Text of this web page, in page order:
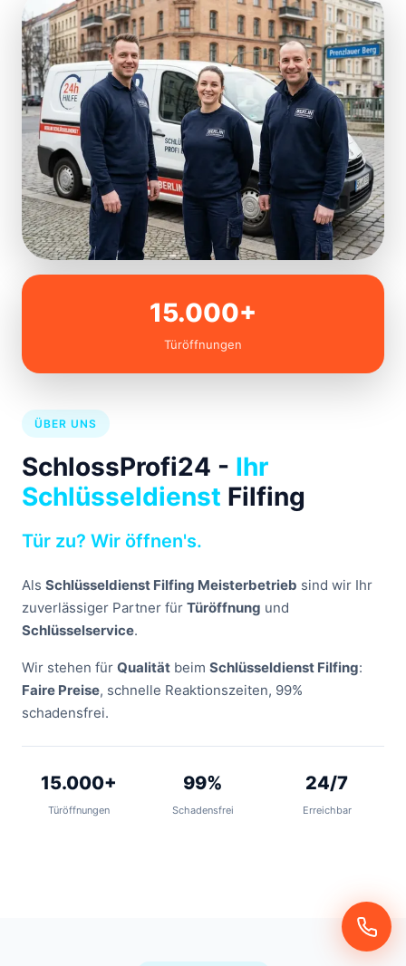
15.000+
Türöffnungen
ÜBER UNS
SchlossProfi24 - Ihr
Schlüsseldienst Filfing
Tür zu? Wir öffnen's.
Als Schlüsseldienst Filfing Meisterbetrieb sind wir Ihr
zuverlässiger Partner für Türöffnung und
Schlüsselservice.
Wir stehen für Qualität beim Schlüsseldienst Filfing:
Faire Preise, schnelle Reaktionszeiten, 99%
schadensfrei.
15.000+
Türöffnungen
99%
Schadensfrei
24/7
Erreichbar